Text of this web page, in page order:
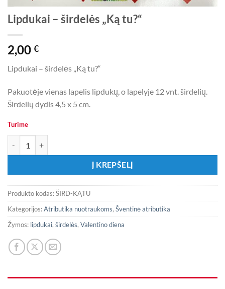
Lipdukai – širdelės „Ką tu?“
2,00 €
Lipdukai – širdelės „Ką tu?“
Pakuotėje vienas lapelis lipdukų, o lapelyje 12 vnt. širdelių.
Širdelių dydis 4,5 x 5 cm.
Turime
Į KREPŠELĮ
Produkto kodas:ŠIRD-KĄTU
Kategorijos:Atributika nuotraukoms, Šventinė atributika
Žymos: lipdukai, širdelės, Valentino diena